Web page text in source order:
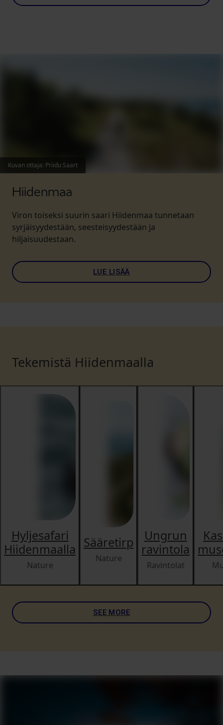
Kuvan ottaja: Priidu Saart
Hiidenmaa
Viron toiseksi suurin saari Hiidenmaa tunnetaan
syrjäisyydestään, seesteisyydestään ja
hiljaisuudestaan.
LUE LISÄÄ
Tekemistä Hiidenmaalla
Hyljesafari
Hiidenmaalla
Nature
Sääretirp
Nature
Ungrun
ravintola
Ravintolat
SEE MORE